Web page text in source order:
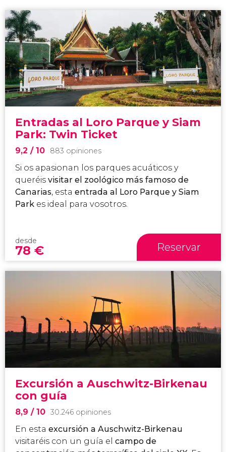
Entradas al Loro Parque y Siam
Park: Twin Ticket
9,2 / 10 883 opiniones
Si os apasionan los parques acuáticos y
queréis visitar el zoológico más famoso de
Canarias, esta entrada al Loro Parque y Siam
Park es ideal para vosotros.
desde
78 € Reservar
Excursión a Auschwitz-Birkenau
con guía
8,9 / 10 30.246 opiniones
En esta excursión a Auschwitz-Birkenau
visitaréis con un guía el campo de